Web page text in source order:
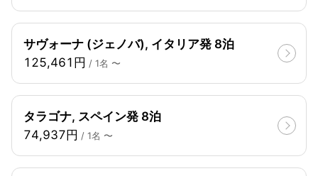
サヴォーナ (ジェノバ), イタリア発 8泊
125,461円 / 1名 〜
タラゴナ, スペイン発 8泊
74,937円 / 1名 〜